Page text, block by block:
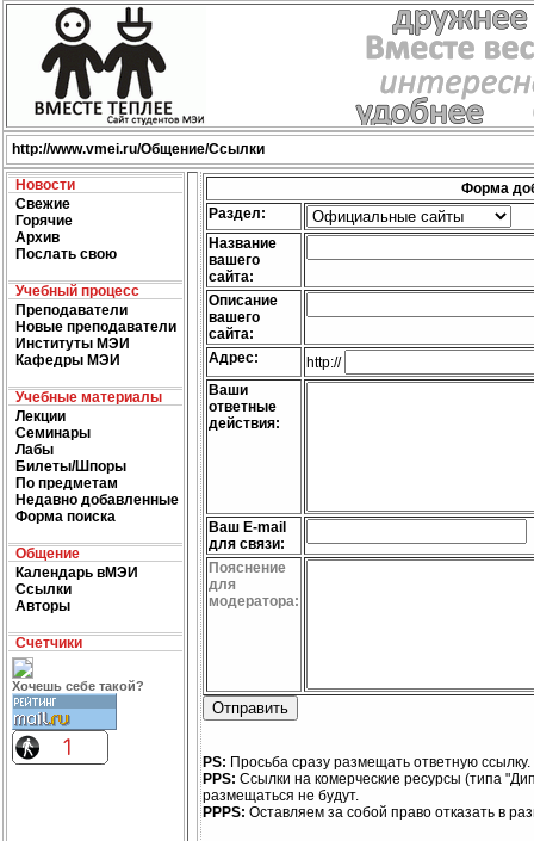
http://www.vmei.ru/Общение/Ссылки
Новости
Свежие
Горячие
Архив
Послать свою
Учебный процесс
Преподаватели
Новые преподаватели
Институты МЭИ
Кафедры МЭИ
Учебные материалы
Лекции
Семинары
Лабы
Билеты/Шпоры
По предметам
Недавно добавленные
Форма поиска
Общение
Календарь вМЭИ
Ссылки
Авторы
Счетчики
Хочешь себе такой?
Форма
Раздел:
Название
вашего
сайта:
Описание
вашего
сайта:
Адрес:
http://
Ваши
ответные
действия:
Ваш E-mail
для связи:
Пояснение
для
модератора:
PS: Просьба сразу размещать ответную ссылку.
PPS: Ссылки на комерческие ресурсы (типа
размещаться не будут.
PPPS: Оставляем за собой право отказать в